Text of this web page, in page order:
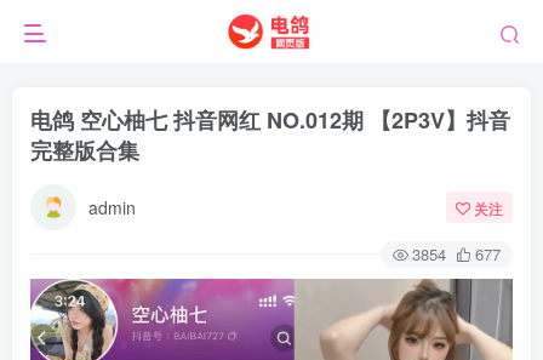
电鸽 空心柚七 抖音网红 NO.012期 【2P3V】抖音
完整版合集
admin 关注
3854 677